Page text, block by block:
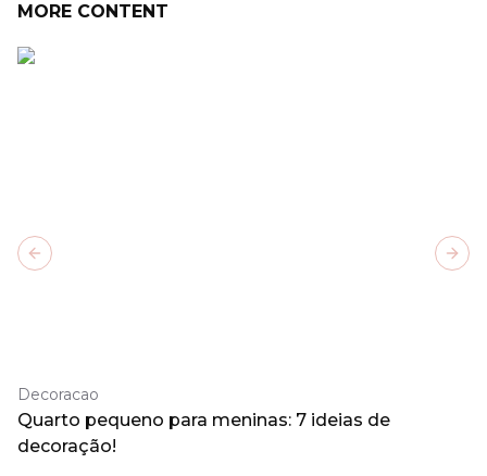
MORE CONTENT
Decoracao
Quarto pequeno para meninas: 7 ideias de
decoração!
Previous slide